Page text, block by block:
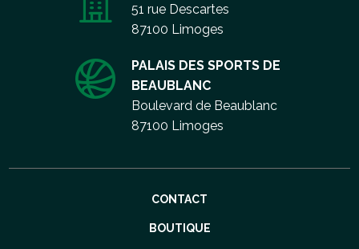
51 rue Descartes
87100 Limoges
PALAIS DES SPORTS DE
BEAUBLANC
Boulevard de Beaublanc
87100 Limoges
CONTACT
BOUTIQUE